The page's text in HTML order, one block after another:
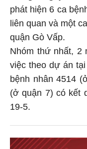
phát hiện 6 ca
liên quan và một
quận Gò Vấp.
Nhóm thứ nhất, 2
việc theo dự án
bệnh nhân 4514
(ở quận 7) có kết
19-5.